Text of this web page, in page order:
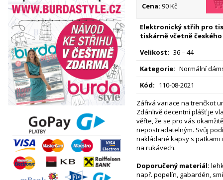
Cena: 90 Kč
Elektronický střih pro
tiskárně včetně českého
Velikost: 36 – 44
Kategorie: Normální
Kód: 110-08-2021
Zářivá variace na trenčkot
Zdánlivě decentní plášť je
věřte, že se pro vás
nepostradatelným. Svůj
nakládané kapsy s patkami
na rukávech.
Doporučený materiál:
např. popelín, gabardén,